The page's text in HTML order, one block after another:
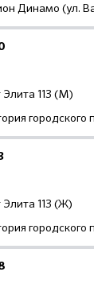
Динамо (ул.
Элита 113 (М)
городского
Элита 113 (Ж)
городского